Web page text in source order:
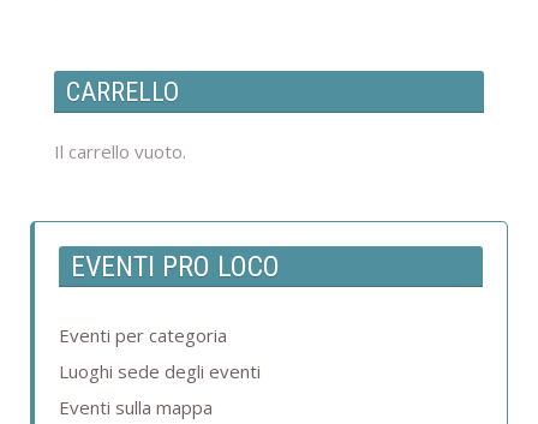
CARRELLO
Il carrello vuoto.
EVENTI PRO LOCO
Eventi per categoria
Luoghi sede degli eventi
Eventi sulla mappa